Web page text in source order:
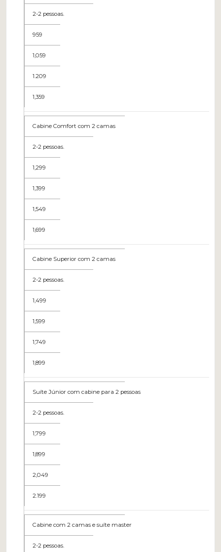
2-2 pessoas.
959
1,059
1.209
1,359
Cabine Comfort com 2 camas
2-2 pessoas.
1,299
1,399
1,549
1,699
Cabine Superior com 2 camas
2-2 pessoas.
1,499
1,599
1,749
1,899
Suíte Júnior com cabine para 2 pessoas
2-2 pessoas.
1,799
1,899
2,049
2.199
Cabine com 2 camas e suíte master
2-2 pessoas.